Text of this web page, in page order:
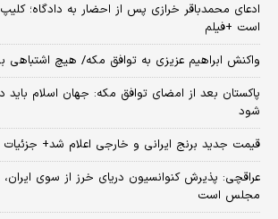
ادعای محمدباقر خرازی پس از احضار به دادگاه؛
است +فیلم
واکنش ابراهیم عزیزی به توافق مکه/ هیچ اشتباهی
پاکستان بعد از امضای توافق مکه: جهان اسلام باید
شود
قیمت جدید برنج ایرانی و خارجی اعلام شد+ جزئیات
عراقچی: پذیرش کنوانسیون دریای خرز از سوی
مجلس است